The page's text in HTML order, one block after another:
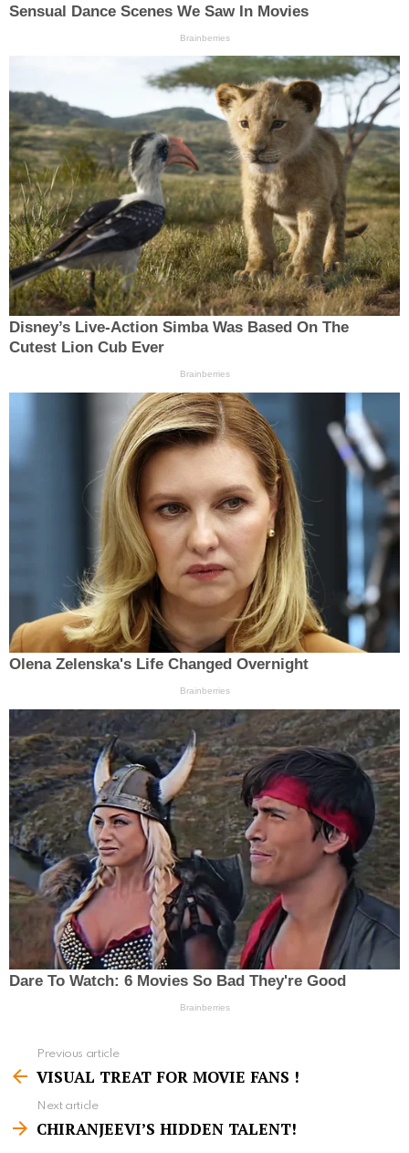
e
Previous article
VISUAL TREAT FOR MOVIE FANS !
Next article
CHIRANJEEVI’S HIDDEN TALENT!